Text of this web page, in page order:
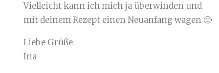
Vielleicht kann ich mich ja überwinden und
mit deinem Rezept einen Neuanfang wagen 🙂
Liebe Grüße
Ina